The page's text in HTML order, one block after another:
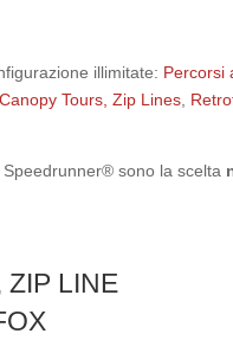
illimitate: Percorsi
Canopy Tours, Zip Lines
sono la scelta
ZIP LINE